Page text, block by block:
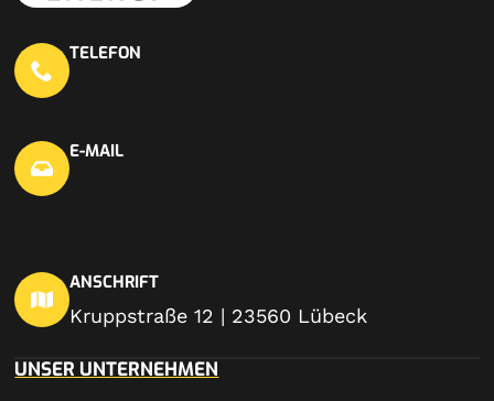
TELEFON
E-MAIL
ANSCHRIFT
Kruppstraße 12 | 23560 Lübeck
UNSER UNTERNEHMEN